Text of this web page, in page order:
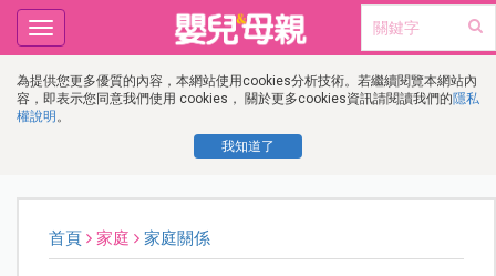
為提供您更多優質的內容，本網站使用cookies分析技術。若繼續閱覽本網站內
容，即表示您同意我們使用 cookies， 關於更多cookies資訊請閱讀我們的隱私
權說明 。
我知道了
Toggle
navigation
首頁 家庭 家庭關係